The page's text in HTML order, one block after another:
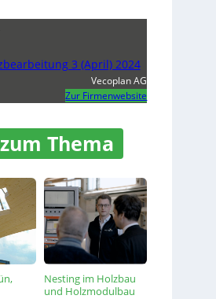
3 (April) 2024
Vecoplan AG
Zur Firmenwebsite
Thema
Nesting im Holzbau
und Holzmodulbau